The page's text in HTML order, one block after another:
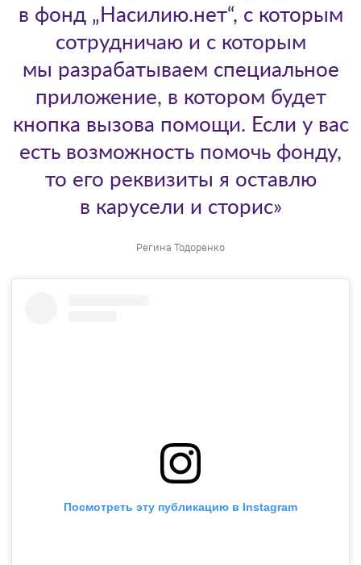
Регина Тодоренко
в фонд „Насилию.нет“, с которым
сотрудничаю и с которым
мы разрабатываем специальное
приложение, в котором будет
кнопка вызова помощи. Если у вас
есть возможность помочь фонду,
то его реквизиты я оставлю
в карусели и сторис»
Посмотреть эту публикацию в Instagram